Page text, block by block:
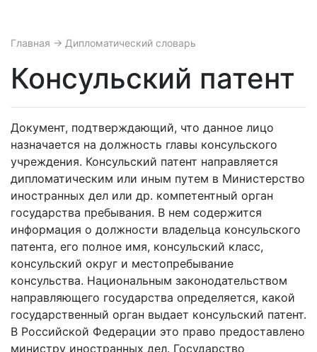
Главная → Дипломатический словарь
Консульский патент
Документ, подтверждающий, что данное лицо
назначается на должность главы консульского
учреждения. Консульский патент направляется
дипломатическим или иным путем в Министерство
иностранных дел или др. компетентный орган
государства пребывания. В нем содержится
информация о должности владельца консульского
патента, его полное имя, консульский класс,
консульский округ и местопребывание
консульства. Национальным законодательством
направляющего государства определяется, какой
государственный орган выдает консульский патент.
В Российской Федерации это право предоставлено
министру иностранных дел. Государство